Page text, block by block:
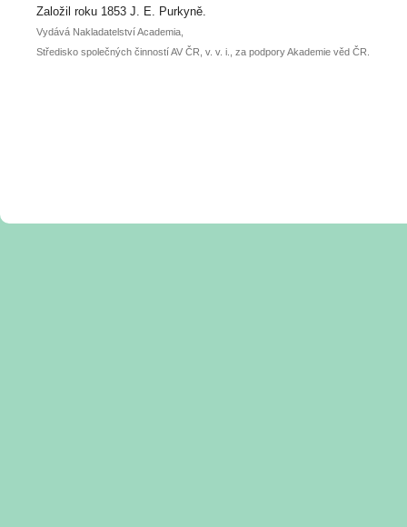
posteru je už 30. června.
Založil roku 1853 J. E. Purkyně.
Vydává Nakladatelství Academia,
Středisko společných činností AV ČR, v. v. i., za podpory Akademie věd ČR.